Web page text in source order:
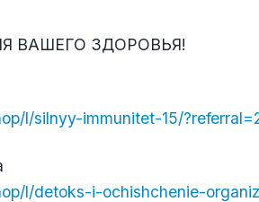
ВАШЕГО ЗДОРОВЬЯ!
l/silnyy-immunitet-15/
l/detoks-i-ochishchenie-